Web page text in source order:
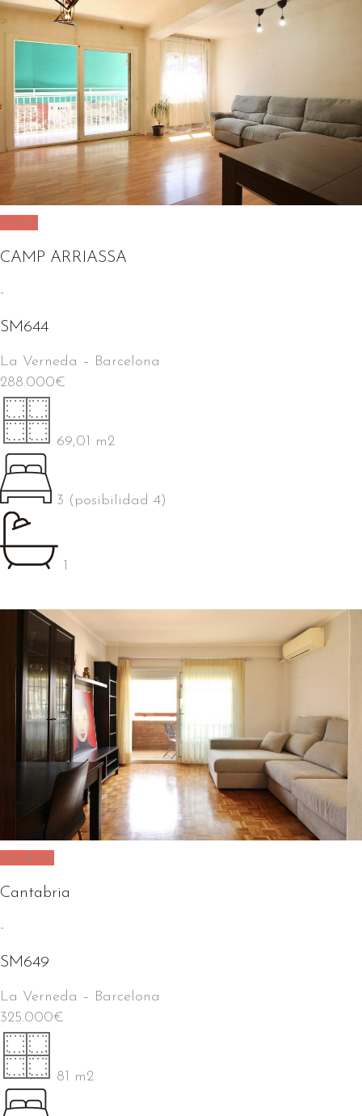
Venta
CAMP ARRIASSA
-
SM644
La Verneda – Barcelona
288.000€
69,01 m2
3 (posibilidad 4)
1
Vendido
Cantabria
-
SM649
La Verneda – Barcelona
325.000€
81 m2